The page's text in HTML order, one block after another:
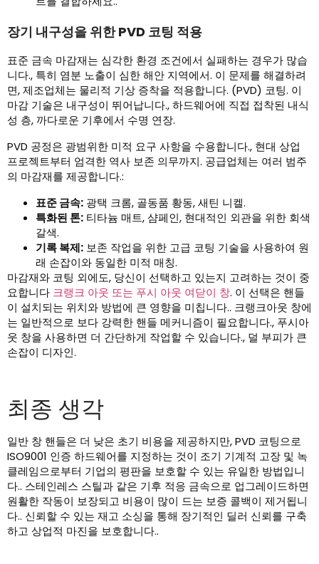
장기 내구성을 위한 PVD 코팅 적용
표준 금속 마감재는 심각한 환경 조건에서 실패하는 경우가 많습
니다., 특히 염분 노출이 심한 해안 지역에서. 이 문제를 해결하려
면, 제조업체는 물리적 기상 증착을 적용합니다. (PVD) 코팅. 이
마감 기술은 내구성이 뛰어납니다., 하드웨어에 직접 접착된 내식
성 층, 까다로운 기후에서 수명 연장.
PVD 공정은 광범위한 미적 요구 사항을 수용합니다., 현대 상업
프로젝트부터 엄격한 역사 보존 의무까지. 공급업체는 여러 범주
의 마감재를 제공합니다.:
표준 금속: 광택 크롬, 골동품 황동, 새틴 니켈.
특화된 톤: 티타늄 매트, 샴페인, 현대적인 외관을 위한 회색
갈색.
기록 복제: 보존 작업을 위한 고급 코팅 기술을 사용하여 원
래 손잡이와 동일한 미적 매칭.
마감재와 코팅 외에도, 당신이 선택하고 있는지 고려하는 것이 중
요합니다 크랭크 아웃 또는 푸시 아웃 여닫이 창. 이 선택은 핸들
이 설치되는 위치와 방법에 큰 영향을 미칩니다.. 크랭크아웃 창에
는 일반적으로 보다 강력한 핸들 메커니즘이 필요합니다., 푸시아
웃 창을 사용하면 더 간단하게 작업할 수 있습니다., 덜 부피가 큰
손잡이 디자인.
최종 생각
일반 창 핸들은 더 낮은 초기 비용을 제공하지만, PVD 코팅으로
ISO9001 인증 하드웨어를 지정하는 것이 조기 기계적 고장 및 녹
클레임으로부터 기업의 평판을 보호할 수 있는 유일한 방법입니
다.. 스테인레스 스틸과 같은 기후 적응 금속으로 업그레이드하면
원활한 작동이 보장되고 비용이 많이 드는 보증 콜백이 제거됩니
다.. 신뢰할 수 있는 재고 소싱을 통해 장기적인 딜러 신뢰를 구축
하고 상업적 마진을 보호합니다..